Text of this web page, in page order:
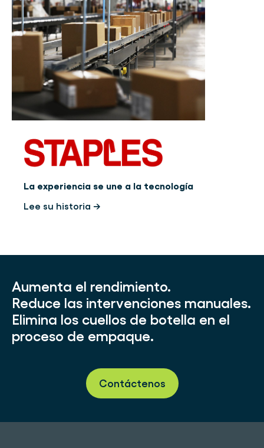
La experiencia se une a la tecnología
Lee su historia →
Aumenta el rendimiento.
Reduce las intervenciones manuales.
Elimina los cuellos de botella en el
proceso de empaque.
Contáctenos